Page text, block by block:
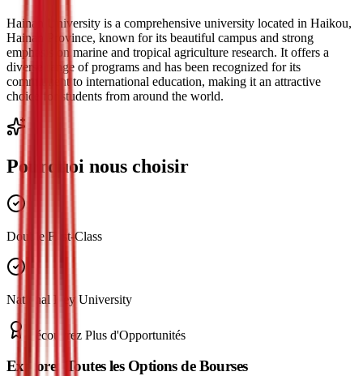
Hainan University is a comprehensive university located in Haikou,
Hainan Province, known for its beautiful campus and strong
emphasis on marine and tropical agriculture research. It offers a
diverse range of programs and has been recognized for its
commitment to international education, making it an attractive
choice for students from around the world.
Pourquoi nous choisir
Double First-Class
National Key University
Découvrez Plus d'Opportunités
Explorez Toutes les Options de Bourses